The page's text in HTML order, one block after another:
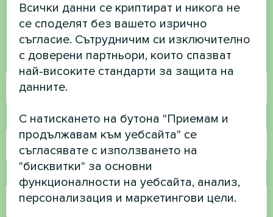
Свържете се с нас и ние ще ви
помогнем
Име
Телефонен номер
Имейл
Всички данни се криптират и никога не
се споделят без вашето изрично
съгласие. Сътрудничим си изключително
с доверени партньори, които спазват
най-високите стандарти за защита на
данните.
С натискането на бутона "Приемам и
продължавам към уебсайта" се
съгласявате с използването на
"бисквитки" за основни
функционалности на уебсайта, анализ,
персонализация и маркетингови цели.